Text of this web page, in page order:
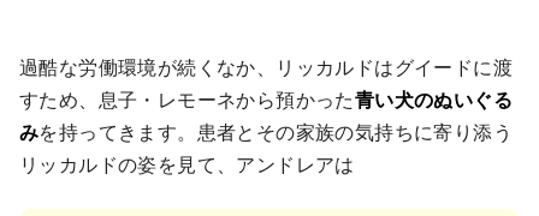
過酷な労働環境が続くなか、リッカルドはグイードに渡
すため、息子・レモーネから預かった青い犬のぬいぐる
みを持ってきます。患者とその家族の気持ちに寄り添う
リッカルドの姿を見て、アンドレアは